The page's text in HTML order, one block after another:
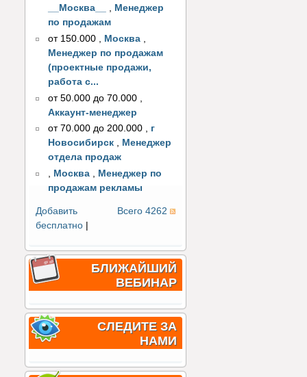
__Москва__
, Менеджер
по продажам
от 150.000
Москва
Менеджер по продажам
(проектные продажи,
работа с...
от 50.000 до 70.000
Аккаунт-менеджер
от 70.000 до 200.000 , г
Новосибирск , Менеджер
отдела продаж
, Москва , Менеджер по
продажам рекламы
Всего 4262
Добавить
бесплатно
БЛИЖАЙШИЙ
ВЕБИНАР
СЛЕДИТЕ ЗА
НАМИ